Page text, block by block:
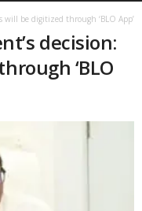
will be digitized through ‘BLO App’
decision:
‘BLO